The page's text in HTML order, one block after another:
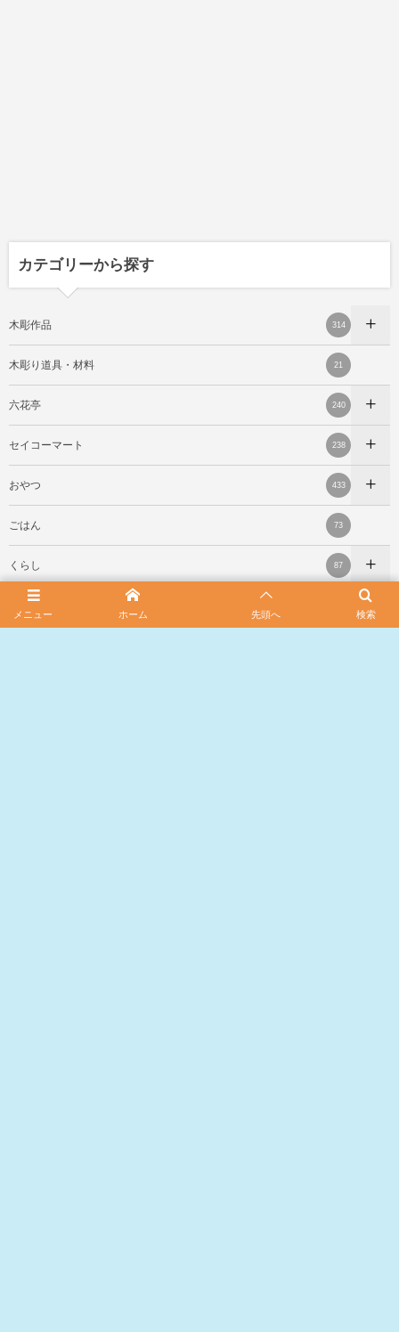
カテゴリーから探す
木彫作品 314
木彫り道具・材料 21
六花亭 240
セイコーマート 238
おやつ 433
ごはん 73
くらし 87
メニュー 検索
ホーム 先頭へ